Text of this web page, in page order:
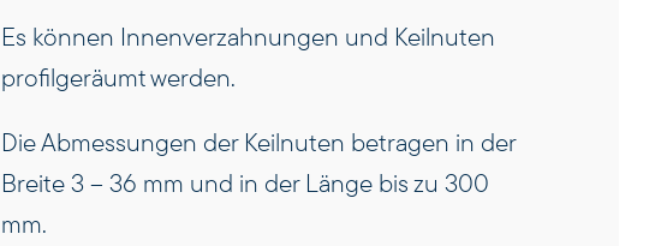
Es können Innenverzahnungen und Keilnuten
profilgeräumt werden.
Die Abmessungen der Keilnuten betragen in der
Breite 3 – 36 mm und in der Länge bis zu 300
mm.